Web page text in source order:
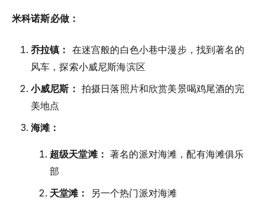
米科诺斯必做：
乔拉镇： 在迷宫般的白色小巷中漫步，找到著名的
风车，探索小威尼斯海滨区
小威尼斯： 拍摄日落照片和欣赏美景喝鸡尾酒的完
美地点
海滩：
超级天堂滩： 著名的派对海滩，配有海滩俱乐
部
天堂滩：
另一个热门派对海滩